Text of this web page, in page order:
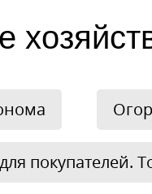
покупателей.